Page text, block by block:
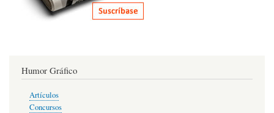
Humor Gráfico
Artículos
Concursos